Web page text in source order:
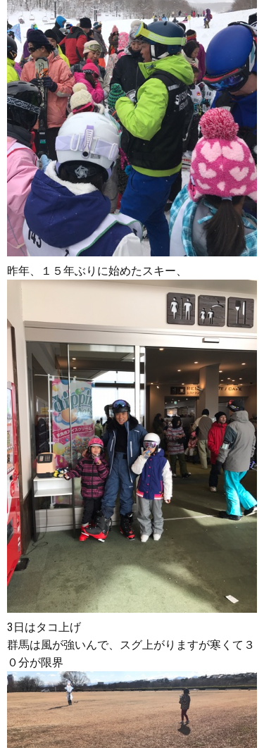
昨年、１５年ぶりに始めたスキー、
3日はタコ上げ
群馬は風が強いんで、スグ上がりますが寒くて３
０分が限界